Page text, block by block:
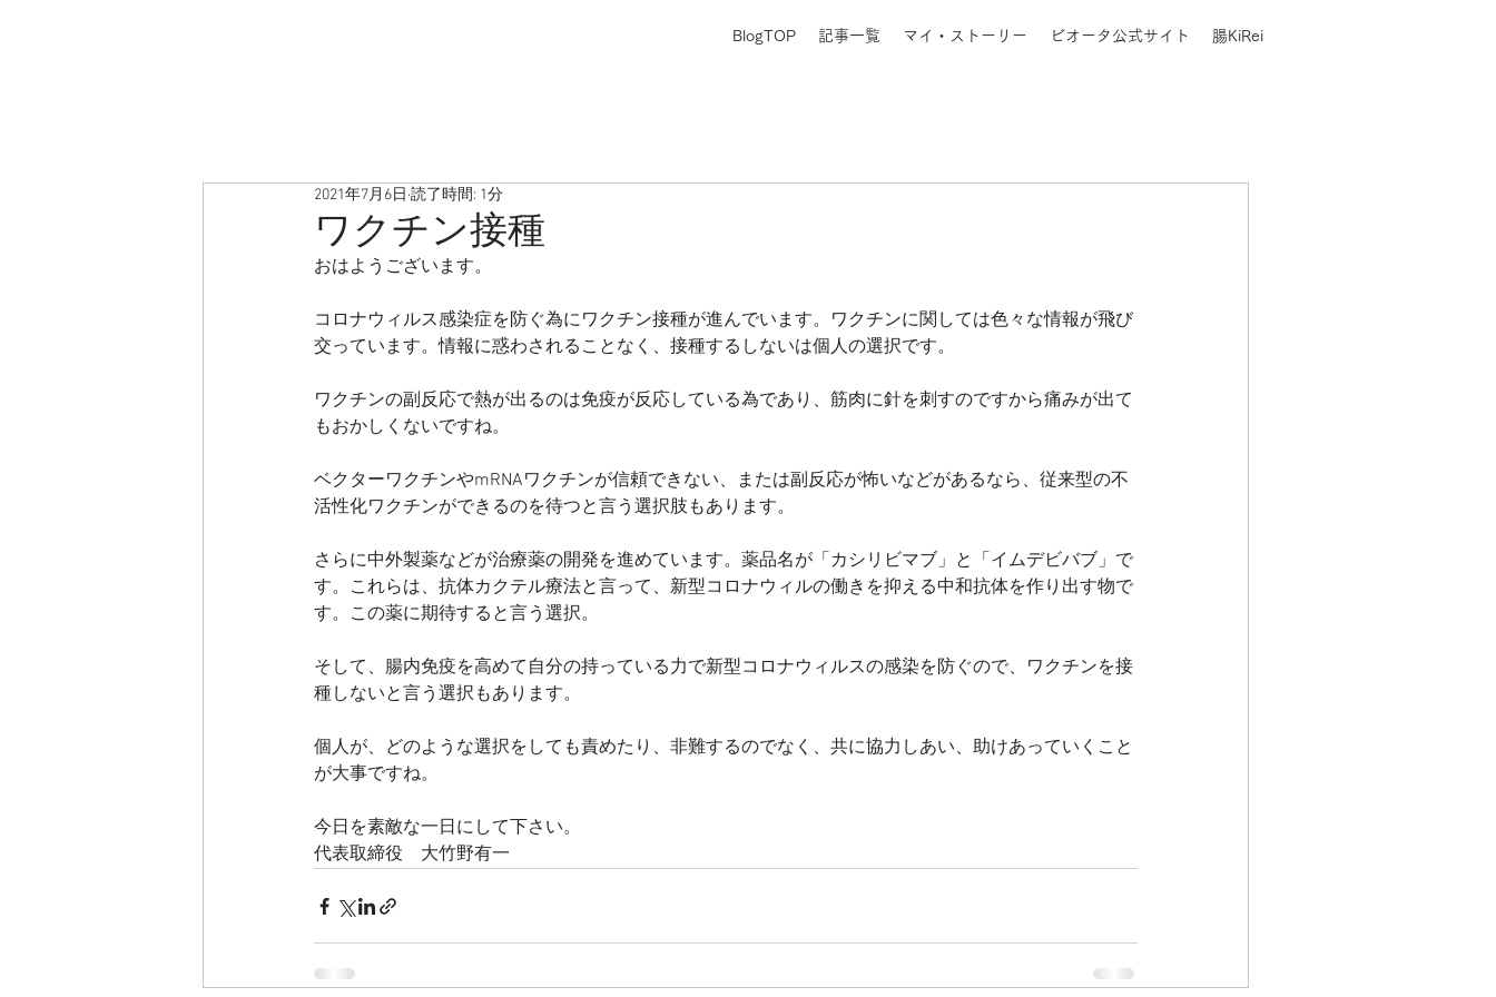
BlogTOP 記事一覧 マイ・ストーリー ビオータ公式サイト 腸KiRei
ワクチン接種
2021年7月6日 読了時間: 1分
おはようございます。
コロナウィルス感染症を防ぐ為にワクチン接種が進んでいます。ワクチンに関しては色々な情報が飛び
交っています。情報に惑わされることなく、接種するしないは個人の選択です。
ワクチンの副反応で熱が出るのは免疫が反応している為であり、筋肉に針を刺すのですから痛みが出て
もおかしくないですね。
ベクターワクチンやmRNAワクチンが信頼できない、または副反応が怖いなどがあるなら、従来型の不
活性化ワクチンができるのを待つと言う選択肢もあります。
さらに中外製薬などが治療薬の開発を進めています。薬品名が「カシリビマブ」と「イムデビバブ」で
す。これらは、抗体カクテル療法と言って、新型コロナウィルの働きを抑える中和抗体を作り出す物で
す。この薬に期待すると言う選択。
そして、腸内免疫を高めて自分の持っている力で新型コロナウィルスの感染を防ぐので、ワクチンを接
種しないと言う選択もあります。
個人が、どのような選択をしても責めたり、非難するのでなく、共に協力しあい、助けあっていくこと
が大事ですね。
今日を素敵な一日にして下さい。
代表取締役　大竹野有一